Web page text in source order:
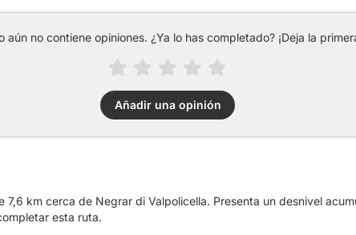
aún no contiene opiniones. ¿Ya lo has completado? ¡Deja la
Añadir una opinión
km cerca de Negrar di Valpolicella. Presenta un desnivel
esta ruta.